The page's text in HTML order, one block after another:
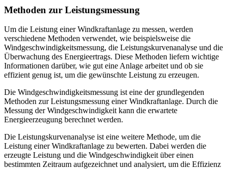
Methoden zur Leistungsmessung
Um die Leistung einer Windkraftanlage zu messen, werden
verschiedene Methoden verwendet, wie beispielsweise die
Windgeschwindigkeitsmessung, die Leistungskurvenanalyse und die
Überwachung des Energieertrags. Diese Methoden liefern wichtige
Informationen darüber, wie gut eine Anlage arbeitet und ob sie
effizient genug ist, um die gewünschte Leistung zu erzeugen.
Die Windgeschwindigkeitsmessung ist eine der grundlegenden
Methoden zur Leistungsmessung einer Windkraftanlage. Durch die
Messung der Windgeschwindigkeit kann die erwartete
Energieerzeugung berechnet werden.
Die Leistungskurvenanalyse ist eine weitere Methode, um die
Leistung einer Windkraftanlage zu bewerten. Dabei werden die
erzeugte Leistung und die Windgeschwindigkeit über einen
bestimmten Zeitraum aufgezeichnet und analysiert, um die Effizienz